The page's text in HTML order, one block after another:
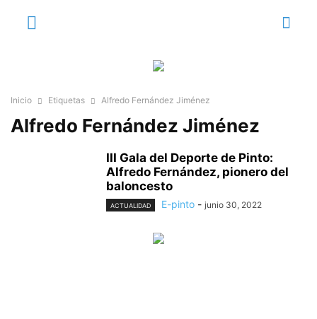
Inicio Etiquetas Alfredo Fernández Jiménez
Alfredo Fernández Jiménez
III Gala del Deporte de Pinto:
Alfredo Fernández, pionero del
baloncesto
ACTUALIDAD E-pinto - junio 30, 2022